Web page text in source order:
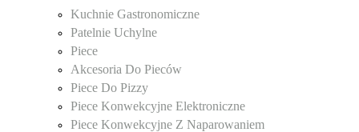
Kuchnie Gastronomiczne
Patelnie Uchylne
Piece
Akcesoria Do Pieców
Piece Do Pizzy
Piece Konwekcyjne Elektroniczne
Piece Konwekcyjne Z Naparowaniem